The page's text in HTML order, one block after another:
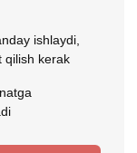
ishlaydi,
qilish kerak